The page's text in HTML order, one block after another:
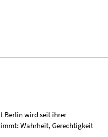
Berlin wird seit ihrer
Wahrheit, Gerechtigkeit